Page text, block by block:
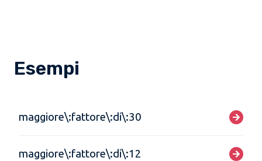
Esempi
maggiore\:fattore\:di\:30
maggiore\:fattore\:di\:12